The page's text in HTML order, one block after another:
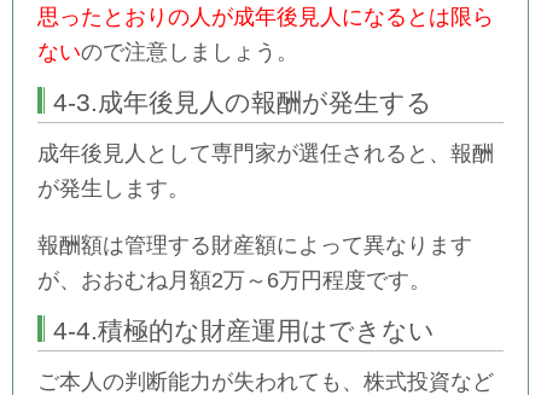
思ったとおりの人が成年後見人になるとは限ら
ないので注意しましょう。
4-3.成年後見人の報酬が発生する
成年後見人として専門家が選任されると、報酬
が発生します。
報酬額は管理する財産額によって異なります
が、おおむね月額2万～6万円程度です。
4-4.積極的な財産運用はできない
ご本人の判断能力が失われても、株式投資など